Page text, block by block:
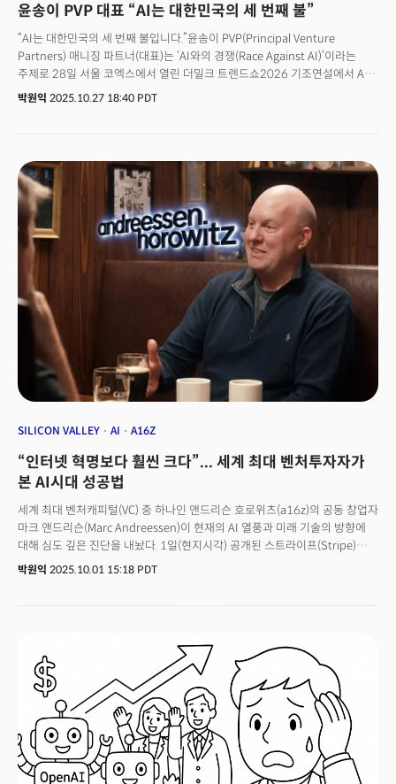
윤송이 PVP 대표 “AI는 대한민국의 세 번째 불”
“AI는 대한민국의 세 번째 불입니다.”윤송이 PVP(Principal Venture
Partners) 매니징 파트너(대표)는 ‘AI와의 경쟁(Race Against AI)’이라는
주제로 28일 서울 코엑스에서 열린 더밀크 트렌드쇼2026 기조연설에서 AI
시대 본격화와 이에 따른 기회를 강조했다. AI 기술은 불과 언어에 이어 인류의
통해 추위를 극복하고 동물을 사냥했으며 음식을 익혀 섭취해 영양 섭취
효율을 높일 수 있었다. 흙으로 토기를 만들어 음식을 저장하고 금속을 제련,
도구를 만드는 등 문명 발전의 기틀이 마련된 것이다. 👉윤송이 이사장 “AI
변곡점 넘었다. 전 세계가 결과 만들기에 올인”
박원익 2025.10.27 18:40 PDT
SILICON VALLEY AI A16Z
“인터넷 혁명보다 훨씬 크다”... 세계 최대 벤처투자자가
본 AI시대 성공법
세계 최대 벤처캐피털(VC) 중 하나인 앤드리슨 호로위츠(a16z)의 공동 창업자
마크 앤드리슨(Marc Andreessen)이 현재의 AI 열풍과 미래 기술의 방향에
대해 심도 깊은 진단을 내놨다. 1일(현지시각) 공개된 스트라이프(Stripe)
공동 창업자 존 콜리슨(John Collison)의 팟캐스트 ‘치키 파인트(Cheeky
혁명의 태동기를 이끌었던 인물이다. 이후 투자자로서 소셜 미디어, 클라우드,
AI에 이르는 거대한 기술 주기를 모두 겪었다. 그가 제시하는 메시지의 핵심은
명확하다. 기술 시장의 거품(bubble)과 침체(downturn), 그리고 투자 심리는
주기적으로 반복되지만, 그 속에서도 혁신을 가능케 하는 근본적인 원칙들은
변하지 않는다는 것이다.특히 혁신이 진공 상태에서 탄생하는 것이 아니라
실리콘밸리 같은 특정 지역이 가진 고유한 ‘문화(신뢰와 위험 감수)’에서
비롯된다고 강조했다. 이렇게 탄생한 혁신은 예측 가능한 ‘경제 패턴(버블과
주기)’을 거치며 궁극적으로 세상을 바꾸는 기술로 발현된다는 논리다.
박원익 2025.10.01 15:18 PDT